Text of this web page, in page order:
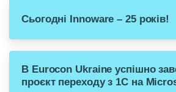
Сьогодні Innoware – 25 років!
В Eurocon Ukraine успішно
проєкт переходу з 1С на